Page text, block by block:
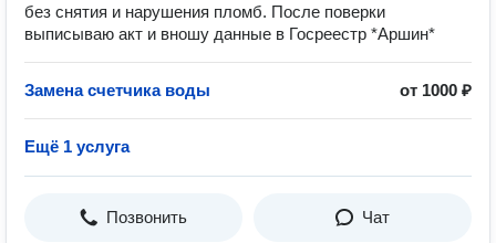
без снятия и нарушения пломб. После поверки
выписываю акт и вношу данные в Госреестр *Аршин*
Замена счетчика воды от 1000 ₽
Ещё 1 услуга
Позвонить Чат